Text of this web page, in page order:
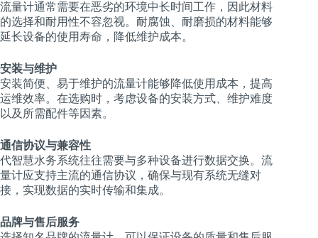
流量计通常需要在恶劣的环境中长时间工作，因此材料
的选择和耐用性不容忽视。耐腐蚀、耐磨损的材料能够
延长设备的使用寿命，降低维护成本。
安装与维护
安装简便、易于维护的流量计能够降低使用成本，提高
运维效率。在选购时，考虑设备的安装方式、维护难度
以及所需配件等因素。
通信协议与兼容性
代智慧水务系统往往需要与多种设备进行数据交换。流
量计应支持主流的通信协议，确保与现有系统无缝对
接，实现数据的实时传输和集成。
品牌与售后服务